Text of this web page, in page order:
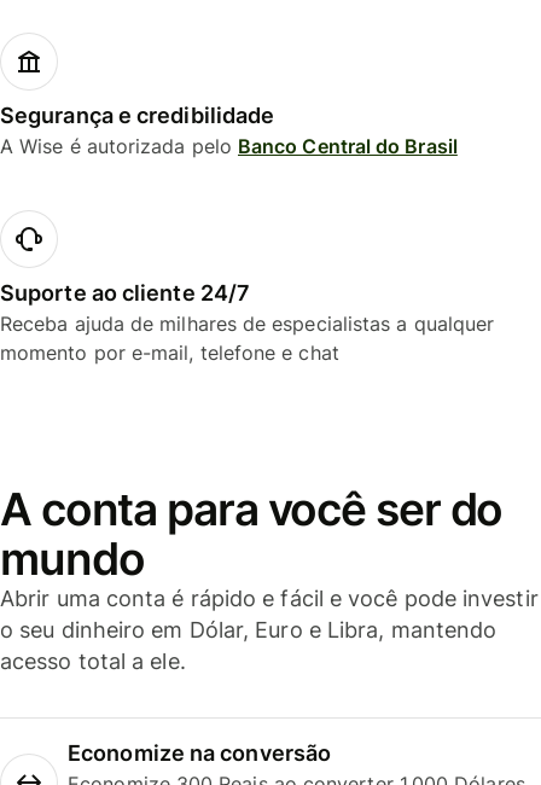
Segurança e credibilidade
A Wise é autorizada pelo Banco Central do Brasil
Suporte ao cliente 24/7
Receba ajuda de milhares de especialistas a qualquer
momento por e-mail, telefone e chat
A conta para você ser do
mundo
Abrir uma conta é rápido e fácil e você pode investir
o seu dinheiro em Dólar, Euro e Libra, mantendo
acesso total a ele.
Economize na conversão